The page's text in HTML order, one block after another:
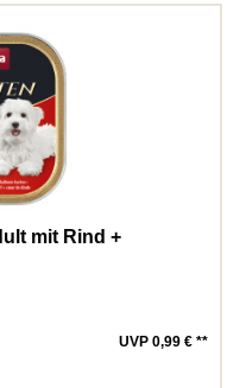
mit Rind +
UVP 0,99 € **